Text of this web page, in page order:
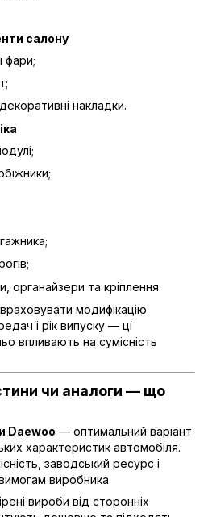
салону
фари;
накладки.
органайзери та кріплення.
модифікацію
і рік випуску — ці
впливають на сумісність
чи аналоги — що
Daewoo — оптимальний варіант
характеристик автомобіля.
заводський ресурс і
виробника.
вироби від сторонніх